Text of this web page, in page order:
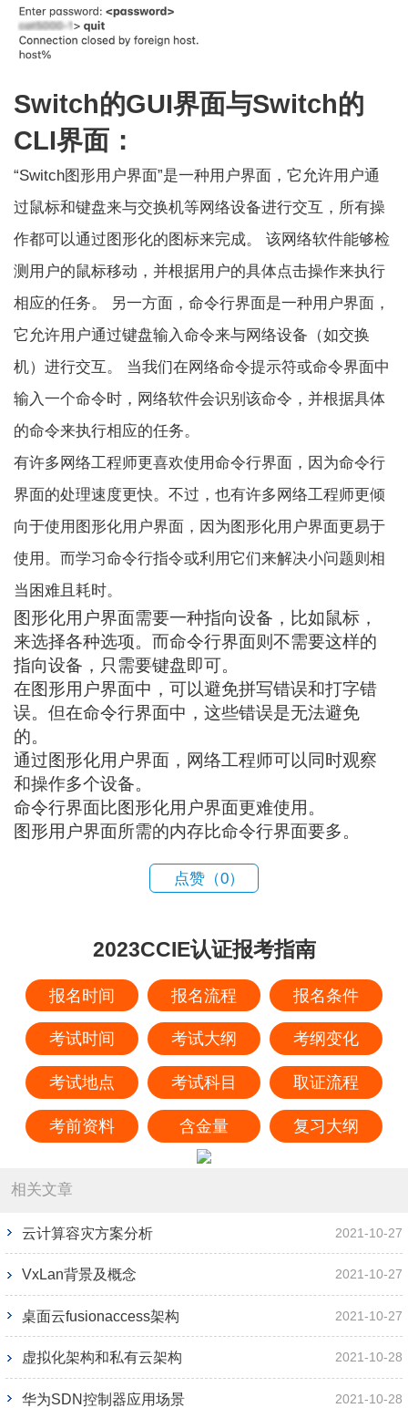
Switch的GUI界面与Switch的
CLI界面：
“Switch图形用户界面”是一种用户界面，它允许用户通
过鼠标和键盘来与交换机等网络设备进行交互，所有操
作都可以通过图形化的图标来完成。 该网络软件能够检
测用户的鼠标移动，并根据用户的具体点击操作来执行
相应的任务。 另一方面，命令行界面是一种用户界面，
它允许用户通过键盘输入命令来与网络设备（如交换
机）进行交互。 当我们在网络命令提示符或命令界面中
输入一个命令时，网络软件会识别该命令，并根据具体
的命令来执行相应的任务。
有许多网络工程师更喜欢使用命令行界面，因为命令行
界面的处理速度更快。不过，也有许多网络工程师更倾
向于使用图形化用户界面，因为图形化用户界面更易于
使用。而学习命令行指令或利用它们来解决小问题则相
当困难且耗时。
图形化用户界面需要一种指向设备，比如鼠标，
来选择各种选项。而命令行界面则不需要这样的
指向设备，只需要键盘即可。
在图形用户界面中，可以避免拼写错误和打字错
误。但在命令行界面中，这些错误是无法避免
的。
通过图形化用户界面，网络工程师可以同时观察
和操作多个设备。
命令行界面比图形化用户界面更难使用。
图形用户界面所需的内存比命令行界面要多。
点赞（0）
2023CCIE认证报考指南
报名时间 报名流程 报名条件
考试时间 考试大纲 考纲变化
考试地点 考试科目 取证流程
考前资料 含金量 复习大纲
相关文章
云计算容灾方案分析 2021-10-27
VxLan背景及概念 2021-10-27
桌面云fusionaccess架构 2021-10-27
虚拟化架构和私有云架构 2021-10-28
华为SDN控制器应用场景 2021-10-28